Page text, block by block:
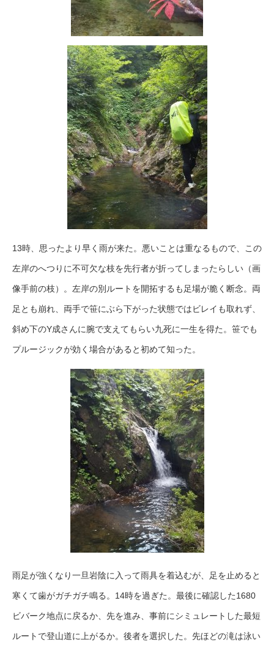
13時、思ったより早く雨が来た。悪いことは重なるもので、この
左岸のへつりに不可欠な枝を先行者が折ってしまったらしい（画
像手前の枝）。左岸の別ルートを開拓するも足場が脆く断念。両
足とも崩れ、両手で笹にぶら下がった状態ではビレイも取れず、
斜め下のY成さんに腕で支えてもらい九死に一生を得た。笹でも
プルージックが効く場合があると初めて知った。
雨足が強くなり一旦岩陰に入って雨具を着込むが、足を止めると
寒くて歯がガチガチ鳴る。14時を過ぎた。最後に確認した1680
ビバーク地点に戻るか、先を進み、事前にシミュレートした最短
ルートで登山道に上がるか。後者を選択した。先ほどの滝は泳い